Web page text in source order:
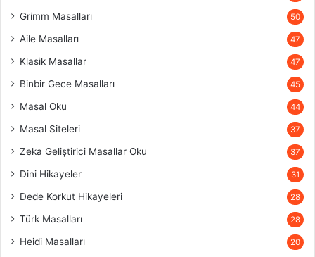
Grimm Masalları 50
Aile Masalları 47
Klasik Masallar 47
Binbir Gece Masalları 45
Masal Oku 44
Masal Siteleri 37
Zeka Geliştirici Masallar Oku 37
Dini Hikayeler 31
Dede Korkut Hikayeleri 28
Türk Masalları 28
Heidi Masalları 20